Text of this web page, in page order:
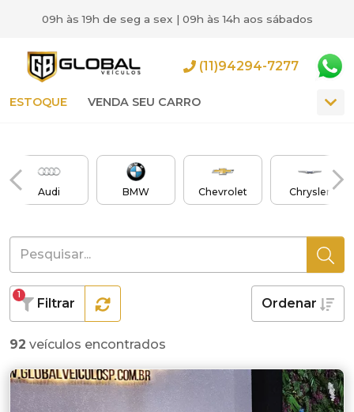
09h às 19h de seg a sex | 09h às 14h aos sábados
ESTOQUE VENDA SEU CARRO
(11)94294-7277
Audi BMW Chevrolet Chrysler
Filtrar
1
Ordenar
92 veículos encontrados